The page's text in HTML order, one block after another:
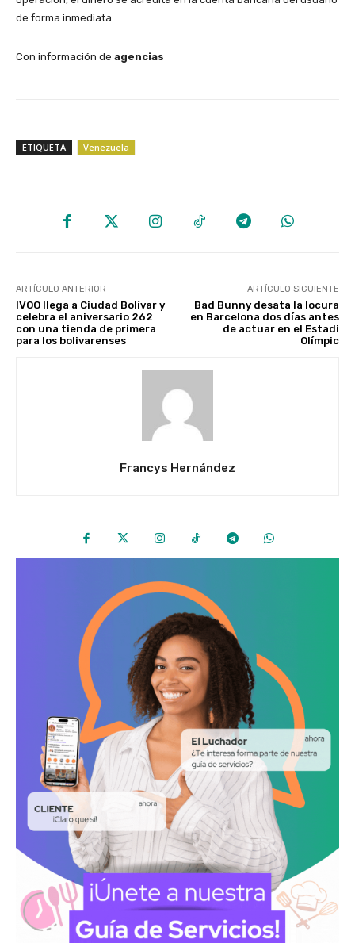
de forma inmediata.
Con información de agencias
ETIQUETA Venezuela
ARTÍCULO ANTERIOR
IVOO llega a Ciudad Bolívar y
celebra el aniversario 262
con una tienda de primera
para los bolivarenses
ARTÍCULO SIGUIENTE
Bad Bunny desata la locura
en Barcelona dos días antes
de actuar en el Estadi
Olímpic
Francys Hernández